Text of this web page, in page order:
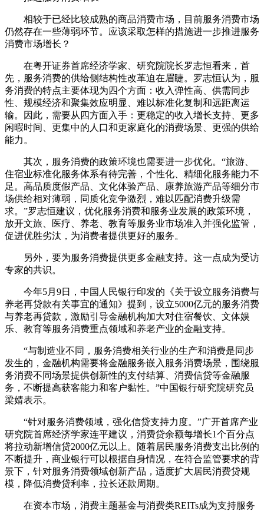
相较于已经比较成熟的商品消费市场，目前服务消费市场
仍然存在一些薄弱环节。应该采取怎样的措施进一步推进服务
消费市场增长？
在粤开证券首席经济学家、研究院院长罗志恒看来，首
先，服务消费的供给侧结构性改革迫在眉睫。罗志恒认为，服
务消费的特点主要体现为四个方面：收入弹性高、供需同步
性、规模经济和聚集效应明显、难以标准化复制和远距离运
输。因此，需要从四方面入手：更稳定的收入增长支持、更多
闲暇时间、更集中的人口和更家庭化的消费场景、更强的供给
能力。
其次，服务消费的政策环境也需要进一步优化。“旅游、
住宿业标准化服务体系有待完善，个性化、精细化服务能力不
足。高品质度假产品、文化体验产品、康养旅游产品等细分市
场供给相对薄弱，同质化竞争激烈，难以匹配消费升级需
求。”罗志恒建议，优化服务消费和服务业发展的政策环境，
放开文旅、医疗、养老、教育等服务业市场准入并强化监管，
促进优胜劣汰，为消费者提供更好的服务。
另外，要为服务消费提供更多金融支持。这一点成为受访
专家的共识。
今年5月9日，中国人民银行印发的《关于设立服务消费与
养老再贷款有关事宜的通知》提到，设立5000亿元的服务消费
与养老再贷款，激励引导金融机构加大对住宿餐饮、文体娱
乐、教育等服务消费重点领域和养老产业的金融支持。
“与制造业不同，服务消费相关行业的生产和消费是同步
发生的，金融机构需要将金融服务嵌入服务消费场景，围绕服
务消费不同场景提供创新性的支付结算、消费信贷等金融服
务，不断提高获客能力和客户黏性。”中国银行研究院研究员
梁婧表示。
“针对服务消费领域，强化信贷支持力度。”广开首席产业
研究院首席经济学家连平建议，消费贷余额每增长1个百分点
将拉动新增信贷2000亿元以上。随着居民服务消费支出比例的
不断提升，商业银行可以根据自身情况，在符合监管要求的背
景下，针对服务消费领域创新产品，适度扩大居民消费贷规
模，降低消费贷利率，拉长还款周期。
在资本市场，消费主题基金与消费类REITs成为支持服务